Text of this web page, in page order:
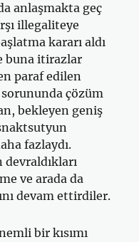
anlaşmakta geç
illegaliteye
kararı aldı
buna itirazlar
paraf edilen
çözüm
bekleyen geniş
fazlaydı.
ve arada da
devam ettirdiler.
bir kısımı